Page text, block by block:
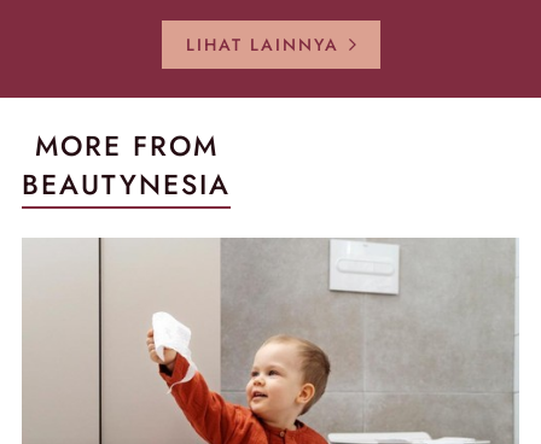
LIHAT LAINNYA
MORE FROM
BEAUTYNESIA